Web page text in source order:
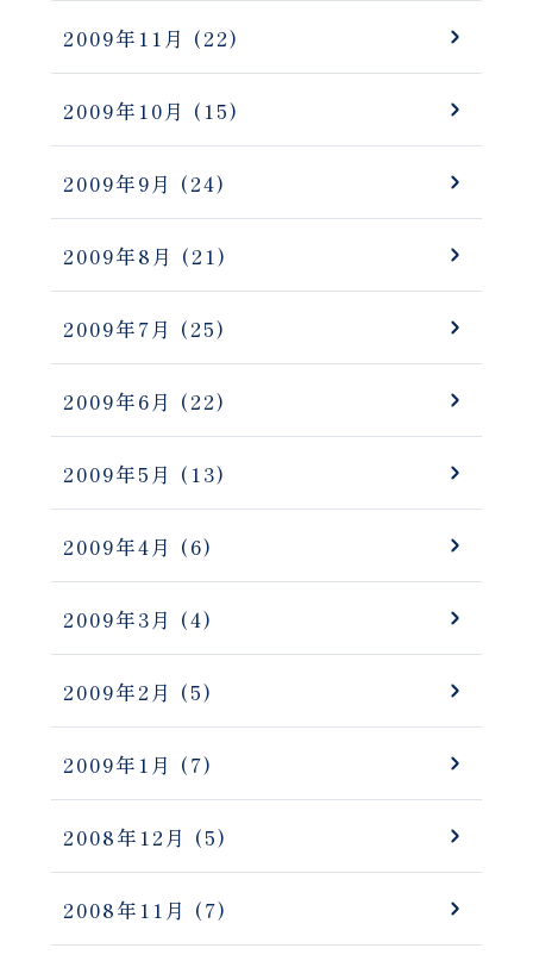
2009年11月 (22)
2009年10月 (15)
2009年9月 (24)
2009年8月 (21)
2009年7月 (25)
2009年6月 (22)
2009年5月 (13)
2009年4月 (6)
2009年3月 (4)
2009年2月 (5)
2009年1月 (7)
2008年12月 (5)
2008年11月 (7)